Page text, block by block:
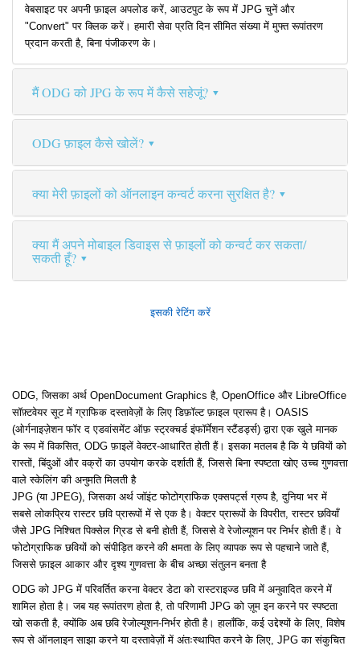
वेबसाइट पर अपनी फ़ाइल अपलोड करें, आउटपुट के रूप में JPG चुनें और
"Convert" पर क्लिक करें। हमारी सेवा प्रति दिन सीमित संख्या में मुफ्त रूपांतरण
प्रदान करती है, बिना पंजीकरण के।
मैं ODG को JPG के रूप में कैसे सहेजूं?
ODG फ़ाइल कैसे खोलें?
क्या मेरी फ़ाइलों को ऑनलाइन कन्वर्ट करना सुरक्षित है?
क्या मैं अपने मोबाइल डिवाइस से फ़ाइलों को कन्वर्ट कर सकता/
सकती हूँ?
इसकी रेटिंग करें
ODG, जिसका अर्थ OpenDocument Graphics है, OpenOffice और LibreOffice
सॉफ़्टवेयर सूट में ग्राफिक दस्तावेज़ों के लिए डिफ़ॉल्ट फ़ाइल प्रारूप है। OASIS
(ओर्गनाइज़ेशन फॉर द एडवांसमेंट ऑफ़ स्ट्रक्चर्ड इंफॉर्मेशन स्टैंडर्ड्स) द्वारा एक खुले मानक
के रूप में विकसित, ODG फ़ाइलें वेक्टर-आधारित होती हैं। इसका मतलब है कि ये छवियों को
रास्तों, बिंदुओं और वक्रों का उपयोग करके दर्शाती हैं, जिससे बिना स्पष्टता खोए उच्च गुणवत्ता
वाले स्केलिंग की अनुमति मिलती है
JPG (या JPEG), जिसका अर्थ जॉइंट फोटोग्राफिक एक्सपर्ट्स ग्रुप है, दुनिया भर में
सबसे लोकप्रिय रास्टर छवि प्रारूपों में से एक है। वेक्टर प्रारूपों के विपरीत, रास्टर छवियाँ
जैसे JPG निश्चित पिक्सेल ग्रिड से बनी होती हैं, जिससे वे रेजोल्यूशन पर निर्भर होती हैं। वे
फोटोग्राफिक छवियों को संपीड़ित करने की क्षमता के लिए व्यापक रूप से पहचाने जाते हैं,
जिससे फ़ाइल आकार और दृश्य गुणवत्ता के बीच अच्छा संतुलन बनता है
ODG को JPG में परिवर्तित करना वेक्टर डेटा को रास्टराइज्ड छवि में अनुवादित करने में
शामिल होता है। जब यह रूपांतरण होता है, तो परिणामी JPG को ज़ूम इन करने पर स्पष्टता
खो सकती है, क्योंकि अब छवि रेजोल्यूशन-निर्भर होती है। हालाँकि, कई उद्देश्यों के लिए, विशेष
रूप से ऑनलाइन साझा करने या दस्तावेज़ों में अंतःस्थापित करने के लिए, JPG का संकुचित